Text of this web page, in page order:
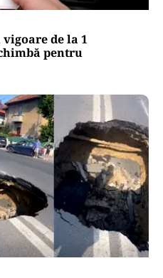
de la 1
pentru